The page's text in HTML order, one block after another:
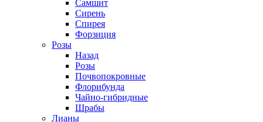
Самшит
Сирень
Спирея
Форзиция
Розы
Назад
Розы
Почвопокровные
Флорибунда
Чайно-гибридные
Шрабы
Лианы